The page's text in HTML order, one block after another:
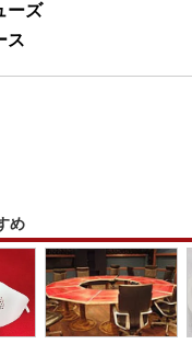
ーズ
ス
め